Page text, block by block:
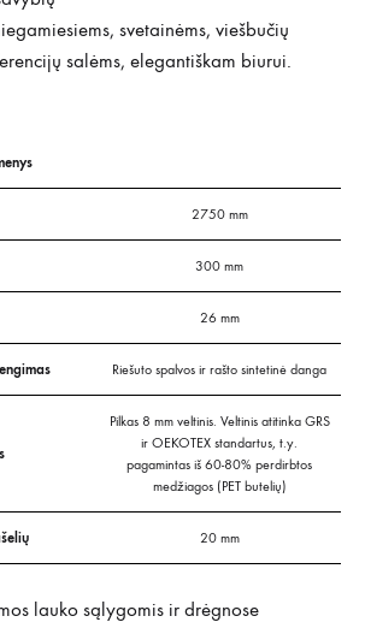
svetainėms, viešbučių
salėms, elegantiškam biurui.
2750 mm
300 mm
26 mm
Riešuto spalvos ir rašto sintetinė danga
Pilkas 8 mm veltinis. Veltinis atitinka GRS
ir OEKOTEX standartus, t.y.
pagamintas iš 60-80% perdirbtos
medžiagos (PET butelių)
20 mm
lauko sąlygomis ir drėgnose